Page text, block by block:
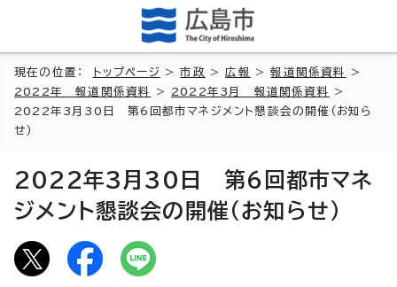
現在の位置： トップページ >市政 >広報 >報道関係資料
>
2022年 報道関係資料
> 2022年3月 報道関係資料
>
2022年3月30日 第6回都市マネジメント懇談会の開催（お知ら
せ）
2022年3月30日 第6回都市マネ
ジメント懇談会の開催（お知らせ）